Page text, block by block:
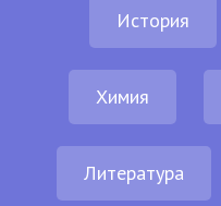
История
Химия
Литература